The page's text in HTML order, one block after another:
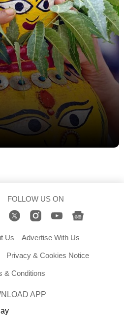
FOLLOW US ON
Us Advertise With Us
Privacy & Cookies Notice
& Conditions
APP